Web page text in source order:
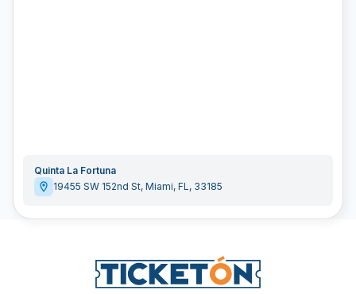
Quinta La Fortuna
19455 SW 152nd St, Miami, FL, 33185